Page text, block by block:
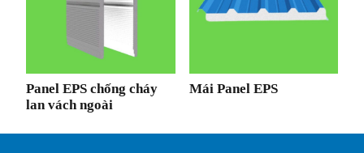
Panel EPS chống cháy
lan vách ngoài
Mái Panel EPS